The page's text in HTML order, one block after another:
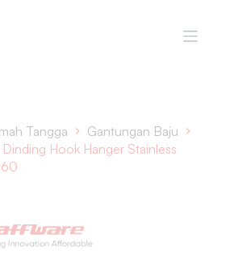
Tangga
Gantungan Baju
Hook Hanger Stainless